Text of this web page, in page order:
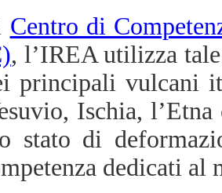
Centro di
, l’IREA utilizza
principali vulcani
Ischia,
stato di
dedicati al